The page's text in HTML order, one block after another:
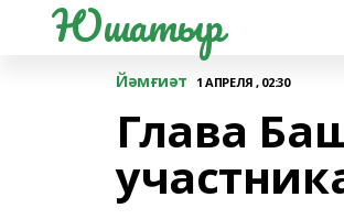
Юшатыр
Йәмғиәт 1 АПРЕЛЯ , 02:30
Глава